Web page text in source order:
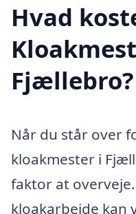
Hvad
Fjællebro?
Når du står over
kloakmester i
faktor at
kloakarbejde